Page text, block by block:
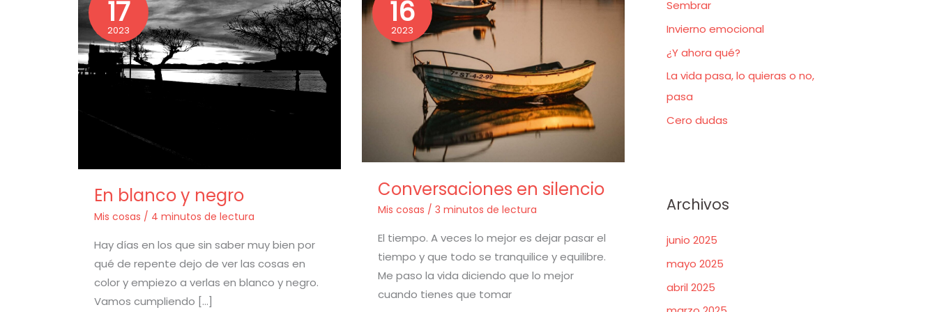
17
2023
En blanco y negro
Mis cosas / 4 minutos de lectura
Hay días en los que sin saber muy bien por
qué de repente dejo de ver las cosas en
color y empiezo a verlas en blanco y negro.
Vamos cumpliendo […]
negro 16
2023
Conversaciones en silencio
Mis cosas / 3 minutos de lectura
El tiempo. A veces lo mejor es dejar pasar el
tiempo y que todo se tranquilice y equilibre.
Me paso la vida diciendo que lo mejor
cuando tienes que tomar
silencio
p
o
:
Sembrar
Invierno emocional
¿Y ahora qué?
La vida pasa, lo quieras o no,
pasa
Cero dudas
Archivos
junio 2025
mayo 2025
abril 2025
cookies no
son
Son
necesarias
para que